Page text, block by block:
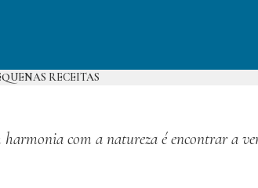
RECEITAS
com a natureza é encontrar a